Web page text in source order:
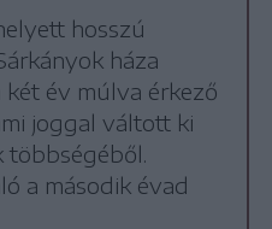
hosszú
háza
év múlva érkező
joggal váltott ki
többségéből.
a második évad